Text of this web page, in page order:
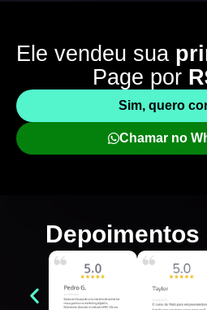
Ele vendeu sua
Page por
Sim, quero
Chamar no
Depoimentos